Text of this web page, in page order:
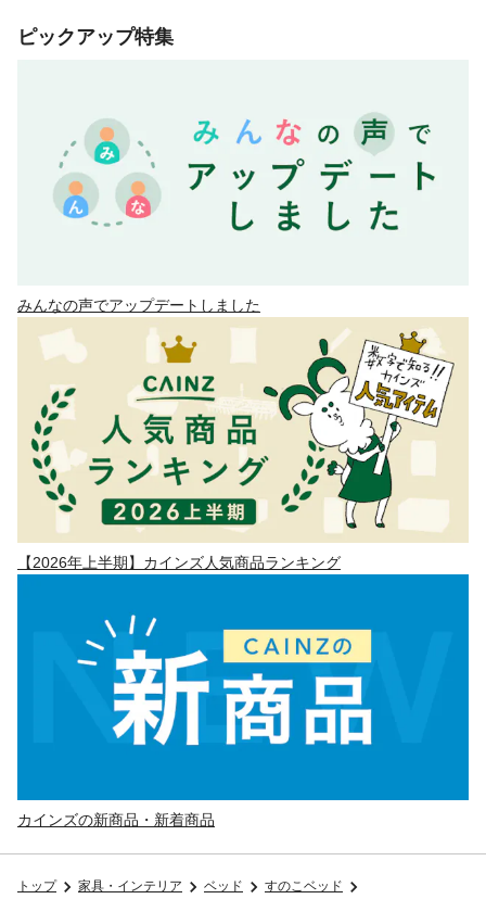
ピックアップ特集
みんなの声でアップデートしました
【2026年上半期】カインズ人気商品ランキング
カインズの新商品・新着商品
トップ 家具・インテリア ベッド
すのこベッド